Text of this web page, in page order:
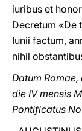
iuribus et
Decretum «De
Iunii factum,
nihil
Datum
die IV mensis
Pontificatus